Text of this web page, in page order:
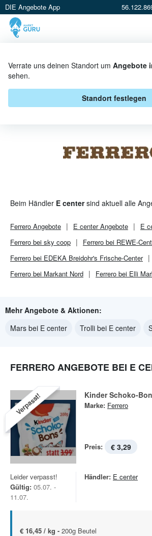
DIE Angebote App
Verrate uns deinen Standort um Angebote
sehen.
Standort festlegen
FERRERO BEI E
ANGEBOTE & AKTIONEN
Beim Händler E centersind aktuell alle
Ferrero Angebote E centerAngebote E
Ferrero bei sky coop
Ferrero bei REWE-
Ferrero bei EDEKA Breidohr's Frische-Center
Ferrero bei Markant Nord
Ferrero bei Elli
Mehr Angebote & Aktionen:
Mars bei E center
Trolli bei E center
FERRERO ANGEBOTE BEI E
Verpasst! Kinder Schoko-
Marke: Ferrero
Preis: € 3,29
Leider verpasst!
Gültig: 05.07. -
11.07.
Händler: E center
€ 16,45 / kg - 200g Beutel